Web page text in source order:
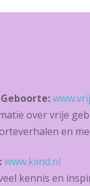
over vrije
en
www.kiind.nl
kennis en